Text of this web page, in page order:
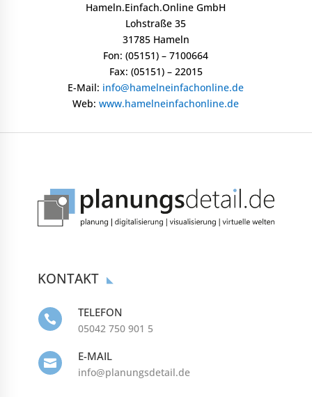
Hameln.Einfach.Online GmbH
Lohstraße 35
31785 Hameln
Fon: (05151) – 7100664
Fax: (05151) – 22015
E-Mail: info@hamelneinfachonline.de
Web:www.hamelneinfachonline.de
KONTAKT
 TELEFON
05042 750 901 5
 E-MAIL
info@planungsdetail.de